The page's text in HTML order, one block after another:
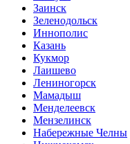
Заинск
Зеленодольск
Иннополис
Казань
Кукмор
Лаишево
Лениногорск
Мамадыш
Менделеевск
Мензелинск
Набережные Челны